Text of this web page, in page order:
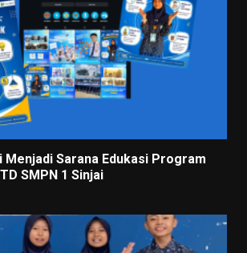
Menjadi Sarana Edukasi Program
SMPN 1 Sinjai